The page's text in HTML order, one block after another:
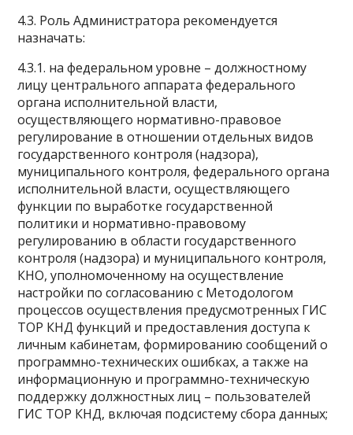
4.3. Роль Администратора рекомендуется
назначать:
4.3.1. на федеральном уровне – должностному
лицу центрального аппарата федерального
органа исполнительной власти,
осуществляющего нормативно-правовое
регулирование в отношении отдельных видов
государственного контроля (надзора),
муниципального контроля, федерального органа
исполнительной власти, осуществляющего
функции по выработке государственной
политики и нормативно-правовому
регулированию в области государственного
контроля (надзора) и муниципального контроля,
КНО, уполномоченному на осуществление
настройки по согласованию с Методологом
процессов осуществления предусмотренных ГИС
ТОР КНД функций и предоставления доступа к
личным кабинетам, формированию сообщений о
программно-технических ошибках, а также на
информационную и программно-техническую
поддержку должностных лиц – пользователей
ГИС ТОР КНД, включая подсистему сбора данных;